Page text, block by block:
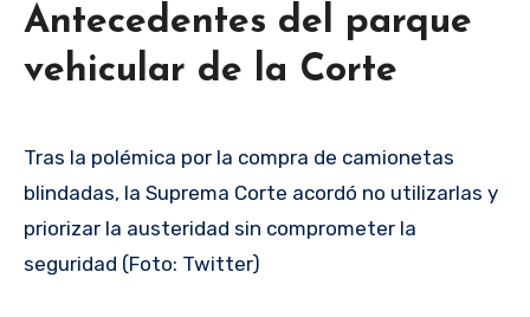
Antecedentes del parque
vehicular de la Corte
Tras la polémica por la compra de camionetas
blindadas, la Suprema Corte acordó no utilizarlas y
priorizar la austeridad sin comprometer la
seguridad (Foto: Twitter)